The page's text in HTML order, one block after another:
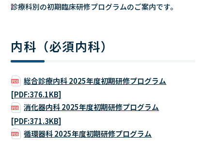
診療科別の初期臨床研修プログラムのご案内です。
内科（必須内科）
総合診療内科 2025年度初期研修プログラム
[PDF:376.1KB]
消化器内科 2025年度初期研修プログラム
[PDF:371.3KB]
循環器科 2025年度初期研修プログラム